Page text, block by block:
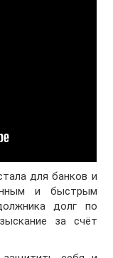
для банков и
и быстрым
долг по
за счёт